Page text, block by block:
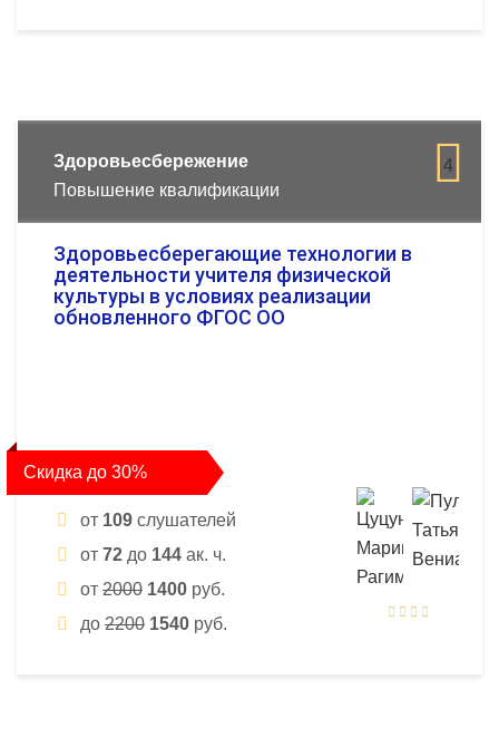
4
Здоровьесбережение
Повышение квалификации
Здоровьесберегающие технологии в
деятельности учителя физической
культуры в условиях реализации
обновленного ФГОС ОО
Скидка до 30%
от 109 слушателей
от 72 до 144 ак. ч.
от 2000 1400 руб.
до 2200 1540 руб.